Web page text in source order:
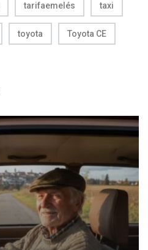
tarifaemelés taxi
toyota Toyota CE